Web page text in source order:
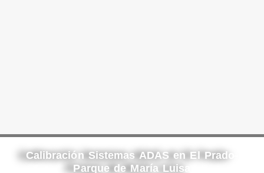
Calibración Sistemas ADAS en El Prado-
Parque de María Luisa